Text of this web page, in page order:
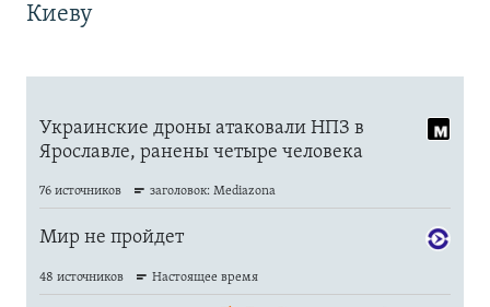
Киеву